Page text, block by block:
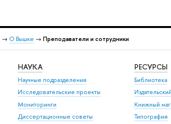
→ О Вышке → Преподаватели и сотрудники
НАУКА
Научные подразделения
Исследовательские проекты
Мониторинги
Диссертационные советы
РЕСУРСЫ
Библиотека
Книжный
Типография